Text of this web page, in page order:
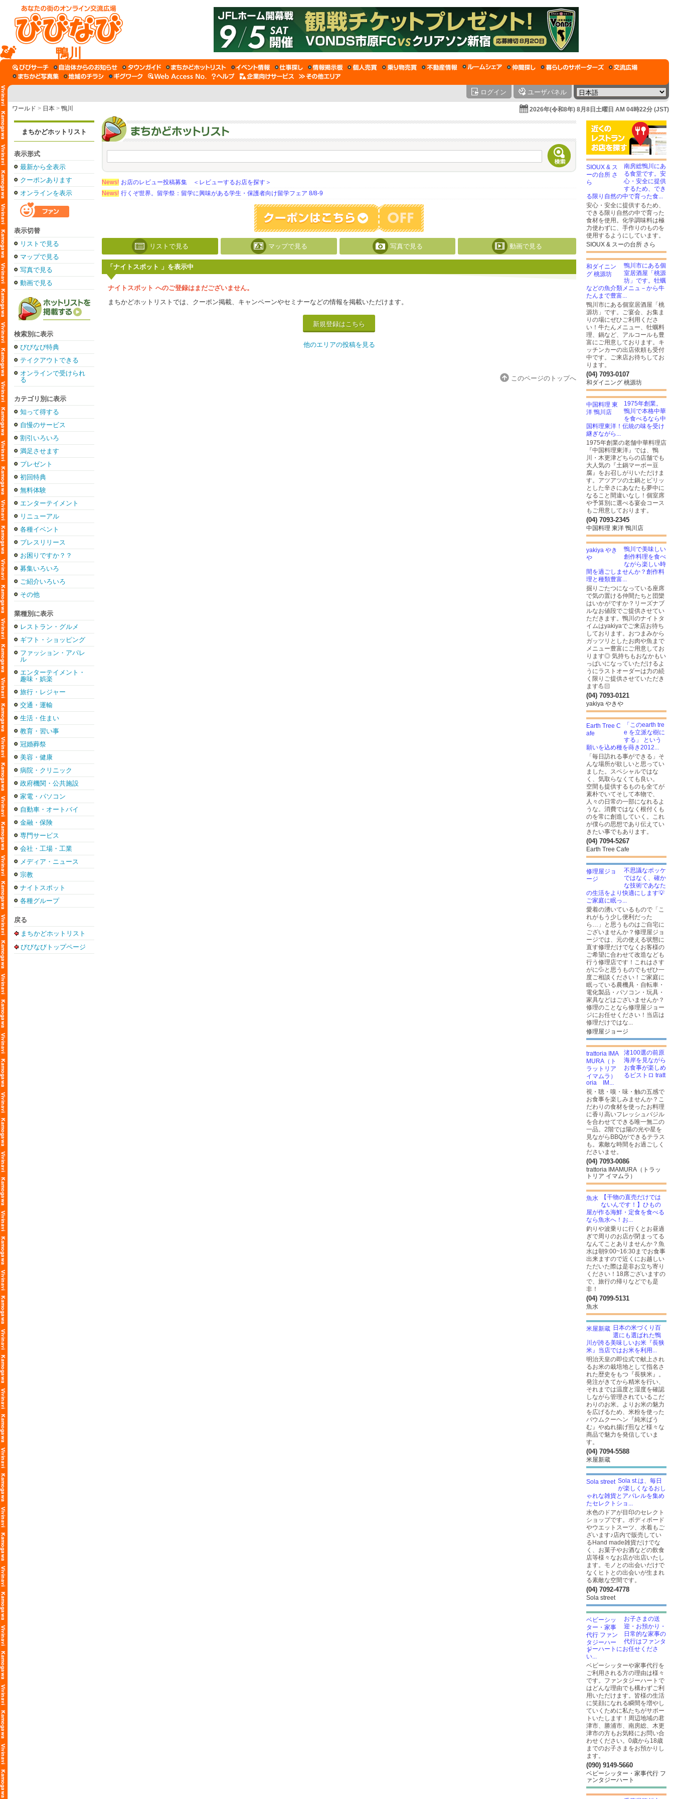
鴨川
ログイン ユーザパネル
ワールド > 日本 > 鴨川 2026年(令和8年) 8月8日土曜日 AM 04時22分 (JST)
まちかどホットリスト
表示形式
最新から全表示
クーポンあります
オンラインを表示
表示切替
リストで見る
マップで見る
写真で見る
動画で見る
検索別に表示
びびなび特典
テイクアウトできる
オンラインで受けられ
る
カテゴリ別に表示
知って得する
自慢のサービス
割引いろいろ
満足させます
プレゼント
初回特典
無料体験
エンターテイメント
リニューアル
各種イベント
プレスリリース
お困りですか？？
募集いろいろ
ご紹介いろいろ
その他
業種別に表示
レストラン・グルメ
ギフト・ショッピング
ファッション・アパレ
ル
エンターテイメント・
趣味・娯楽
旅行・レジャー
交通・運輸
生活・住まい
教育・習い事
冠婚葬祭
美容・健康
病院・クリニック
政府機関・公共施設
家電・パソコン
自動車・オートバイ
金融・保険
専門サービス
会社・工場・工業
メディア・ニュース
宗教
ナイトスポット
各種グループ
戻る
まちかどホットリスト
びびなびトップページ
News! お店のレビュー投稿募集 ＜レビューするお店を探す＞
News! 行くぞ世界。留学祭：留学に興味がある学生・保護者向け留学フェア 8/8-9
リストで見る マップで見る 写真で見る 動画で見る
「ナイトスポット 」を表示中
ナイトスポット へのご登録はまだございません。
まちかどホットリストでは、クーポン掲載、キャンペーンやセミナーなどの情報を掲載いただけます。
新規登録はこちら
他のエリアの投稿を見る
このページのトップへ
南房総鴨川にあ
る食堂です。安
心・安全に提供
するため、でき
る限り自然の中で育った食...
安心・安全に提供するため、
できる限り自然の中で育った
食材を使用。化学調味料は極
力使わずに、手作りのものを
使用するようにしています。
SIOUX & スーの台所 さら
鴨川市にある個
室居酒屋「桃源
坊」です。牡蠣
などの魚介類メニュ－から牛
たんまで豊富...
鴨川市にある個室居酒屋「桃
源坊」です。ご宴会、お集ま
りの場にぜひご利用くださ
い！牛たんメニュー、牡蠣料
理、鍋など、アルコールも豊
富にご用意しております。キ
ッチンカーの出店依頼も受付
中です。ご来店お待ちしてお
ります。
(04) 7093-0107
和ダイニング 桃源坊
1975年創業。
鴨川で本格中華
を食べるなら中
国料理東洋！伝統の味を受け
継ぎながら...
1975年創業の老舗中華料理店
『中国料理東洋』では、鴨
川・木更津どちらの店舗でも
大人気の『土鍋マーボー豆
腐』をお召しがりいただけま
す。アツアツの土鍋とピリッ
とした辛さにあなたも夢中に
なること間違いなし！個室席
や予算別に選べる宴会コース
もご用意しております。
(04) 7093-2345
中国料理 東洋 鴨川店
鴨川で美味しい
創作料理を食べ
ながら楽しい時
間を過ごしませんか？創作料
理と種類豊富...
掘りごたつになっている座席
で気の置ける仲間たちと団欒
はいかがですか？リーズナブ
ルなお値段でご提供させてい
ただきます。鴨川のナイトタ
イムはyakiyaでご来店お待ち
しております。おつまみから
ガッツリとしたお肉や魚まで
メニュー豊富にご用意してお
ります◎ 気持ちもおなかもい
っぱいになっていただけるよ
うにラストオーダーは力の続
く限りご提供させていただき
ます💪🏻
(04) 7093-0121
yakiya やきや
「このearth tre
e を立派な樹に
する」 という
願いを込め種を蒔き2012...
「毎日訪れる事ができる」そ
んな場所が欲しいと思ってい
ました。スペシャルではな
く、気取らなくても良い。
空間も提供するものも全てが
素朴でいてそして本物で、
人々の日常の一部になれるよ
うな。消費ではなく根付くも
のを常に創造していく。これ
が僕らの思想であり伝えてい
きたい事でもあります。
(04) 7094-5267
Earth Tree Cafe
不思議なポッケ
ではなく、確か
な技術であなた
の生活をより快適にします💡
ご家庭に眠っ...
愛着の湧いているもので「こ
れがもう少し便利だった
ら…」と思うものはご自宅に
ございませんか？修理屋ジョ
ージでは、元の使える状態に
直す修理だけでなくお客様の
ご希望に合わせて改造なども
行う修理店です！これはさす
がに💦と思うものでもぜひ一
度ご相談ください！ご家庭に
眠っている農機具・自転車・
電化製品・パソコン・玩具・
家具などはございませんか？
修理のことなら修理屋ジョー
ジにお任せください！当店は
修理だけではな...
修理屋ジョージ
渚100選の前原
海岸を見ながら
お食事が楽しめ
るビストロ tratt
oria IM...
視・聴・嗅・味・触の五感で
お食事を楽しみませんか？こ
だわりの食材を使ったお料理
に香り高いフレッシュバジル
を合わせてできる唯一無二の
一品。2階では陽の光や星を
見ながらBBQができるテラス
も。素敵な時間をお過ごしく
ださいませ。
(04) 7093-0086
trattoria IMAMURA（トラッ
トリア イマムラ）
【干物の直売だけでは
ないんです！】ひもの
屋が作る海鮮・定食を食べる
なら魚水へ！お...
釣りや波乗りに行くとお昼過
ぎで周りのお店が閉まってる
なんてことありませんか？魚
水は朝9:00~16:30までお食事
出来ますので近くにお越しい
ただいた際は是非お立ち寄り
ください！18席ございますの
で、旅行の帰りなどでも是
非！
(04) 7099-5131
魚水
日本の米づくり百
選にも選ばれた鴨
川が誇る美味しいお米『長狭
米』当店ではお米を利用...
明治天皇の即位式で献上され
るお米の栽培地として指名さ
れた歴史をもつ『長狭米』。
発注がきてから精米を行い、
それまでは温度と湿度を確認
しながら管理されているこだ
わりのお米。よりお米の魅力
を広げるため、米粉を使った
バウムクーヘン『純米ばう
む』やぬれ揚げ煎など様々な
商品で魅力を発信していま
す。
(04) 7094-5588
米屋新蔵
Sola st.は、毎日
が楽しくなるおし
ゃれな雑貨とアパレルを集め
たセレクトショ...
水色のドアが目印のセレクト
ショップです。ボディボード
やウエットスーツ、水着もご
ざいます♪店内で販売してい
るHand made雑貨だけでな
く、お菓子やお酒などの飲食
店等様々なお店が出店いたし
ます。モノとの出会いだけで
なくヒトとの出会いが生まれ
る素敵な空間です。
(04) 7092-4778
Sola street
お子さまの送
迎・お預かり・
日常的な家事の
代行はファンタ
ジーハートにお任せくださ
い...
ベビーシッターや家事代行を
ご利用される方の理由は様々
です。ファンタジーハートで
はどんな理由でも構わずご利
用いただけます。皆様の生活
に笑顔になれる瞬間を増やし
ていくために私たちがサポー
トいたします！周辺地域の君
津市、勝浦市、南房総、木更
津市の方もお気軽にお問い合
わせください。0歳から18歳
までのお子さまをお預かりし
ます。
(090) 9149-5660
ベビーシッター・家事代行 フ
ァンタジーハート